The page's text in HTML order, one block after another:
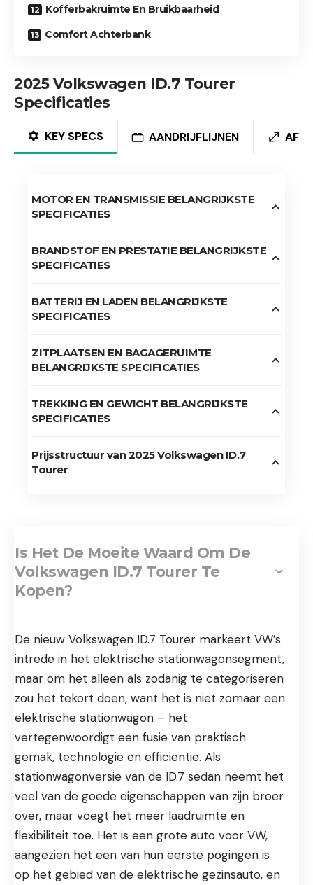
Kofferbakruimte En Bruikbaarheid
Comfort Achterbank
2025 Volkswagen ID.7 Tourer
Specificaties
KEY SPECS AANDRIJFLIJNEN
MOTOR EN TRANSMISSIE BELANGRIJKSTE
SPECIFICATIES
BRANDSTOF EN PRESTATIE BELANGRIJKSTE
SPECIFICATIES
BATTERIJ EN LADEN BELANGRIJKSTE
SPECIFICATIES
ZITPLAATSEN EN BAGAGERUIMTE
BELANGRIJKSTE SPECIFICATIES
TREKKING EN GEWICHT BELANGRIJKSTE
SPECIFICATIES
Prijsstructuur van 2025 Volkswagen ID.7
Tourer
Is Het De Moeite Waard Om De
Volkswagen ID.7 Tourer Te
Kopen?
De nieuw Volkswagen ID.7 Tourer markeert VW’s
intrede in het elektrische stationwagonsegment,
maar om het alleen als zodanig te categoriseren
zou het tekort doen, want het is niet zomaar een
elektrische stationwagon – het
vertegenwoordigt een fusie van praktisch
gemak, technologie en efficiëntie. Als
stationwagonversie van de ID.7 sedan neemt het
veel van de goede eigenschappen van zijn broer
over, maar voegt het meer laadruimte en
flexibiliteit toe. Het is een grote auto voor VW,
aangezien het een van hun eerste pogingen is
op het gebied van de elektrische gezinsauto, en